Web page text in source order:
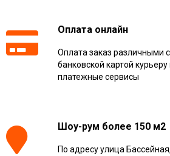
Оплата онлайн
Оплата заказ различными
банковской картой
платежные сервисы
Шоу-рум более 150 м2
По адресу улица